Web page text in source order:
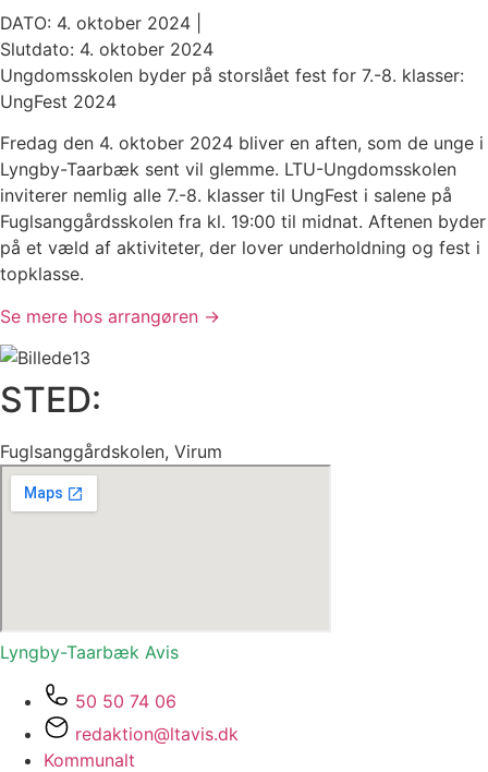
DATO: 4. oktober 2024 |
Slutdato: 4. oktober 2024
Ungdomsskolen byder på storslået fest for 7.-8. klasser:
UngFest 2024
Fredag den 4. oktober 2024 bliver en aften, som de unge i
Lyngby-Taarbæk sent vil glemme. LTU-Ungdomsskolen
inviterer nemlig alle 7.-8. klasser til UngFest i salene på
Fuglsanggårdsskolen fra kl. 19:00 til midnat. Aftenen byder
på et væld af aktiviteter, der lover underholdning og fest i
topklasse.
Se mere hos arrangøren →
STED:
Fuglsanggårdskolen, Virum
Lyngby-Taarbæk Avis
50 50 74 06
redaktion@ltavis.dk
Kommunalt